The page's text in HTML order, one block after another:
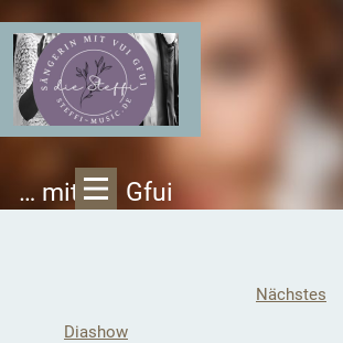
… mit vui Gfui
Nächstes
Diashow